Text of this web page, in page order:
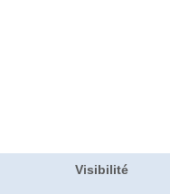
Visibilité